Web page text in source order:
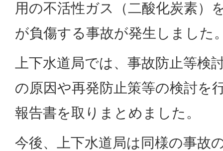
用の不活性ガス（二酸化炭素）
が負傷する事故が発生しました
上下水道局では、事故防止等検
の原因や再発防止策等の検討を
報告書を取りまとめました。
今後、上下水道局は同様の事故